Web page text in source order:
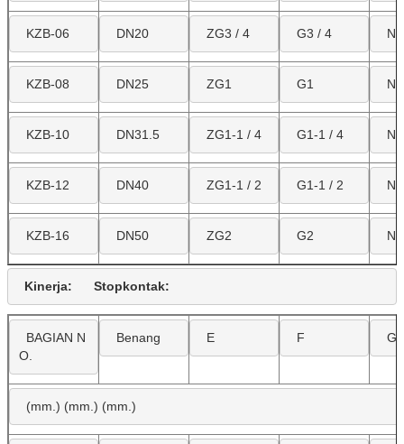
KZB-06 DN20 ZG3 / 4 G3 / 4
KZB-08 DN25 ZG1 G1
KZB-10 DN31.5 ZG1-1 / 4 G1-1 / 4
KZB-12 DN40 ZG1-1 / 2 G1-1 / 2
KZB-16 DN50 ZG2 G2
Kinerja: Stopkontak:
BAGIAN N
O.
Benang E F G
(mm.) (mm.) (mm.)